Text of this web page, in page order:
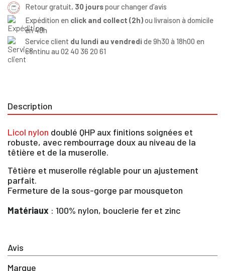
Retour gratuit, 30 jourspour changer d’avis
Expédition en click and collect (2h)ou livraison à domicile
en 48h
Service client du lundi au vendredi de 9h30 à 18h00 en
continu au 02 40 36 20 61
Description
Avis
Marque
Licol nylon doublé QHP aux finitions soignées et
robuste, avec rembourrage doux au niveau de la
têtière et de la muserolle.
Têtière et muserolle réglable pour un ajustement
parfait.
Fermeture de la sous-gorge par mousqueton
Matériaux : 100% nylon, bouclerie fer et zinc
×